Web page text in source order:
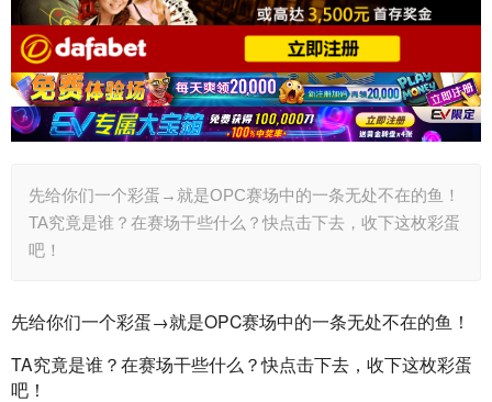
先给你们一个彩蛋→就是OPC赛场中的一条无处不在的鱼！
TA究竟是谁？在赛场干些什么？快点击下去，收下这枚彩蛋
吧！
先给你们一个彩蛋→就是OPC赛场中的一条无处不在的鱼！
TA究竟是谁？在赛场干些什么？快点击下去，收下这枚彩蛋
吧！